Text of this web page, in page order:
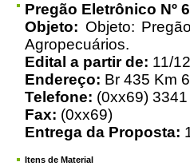
Pregão Eletrônico Nº
Objeto: Objeto:
Agropecuários.
Edital a partir de: 11/
Endereço: Br 435 Km
Telefone: (0xx69) 3341
Fax: (0xx69)
Entrega da Proposta:
Itens de Material